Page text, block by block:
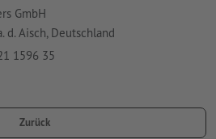
GmbH
d. Aisch, Deutschland
1596 35
Zurück